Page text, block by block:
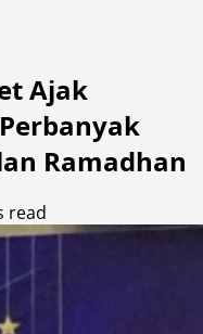
Ajak
Ramadhan
read